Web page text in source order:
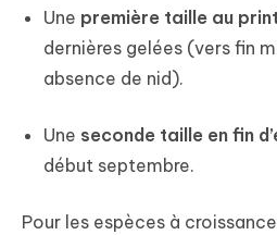
Une première taille au
dernières gelées (vers fin
absence de nid).
Une seconde taille en fin
début septembre.
Pour les espèces à